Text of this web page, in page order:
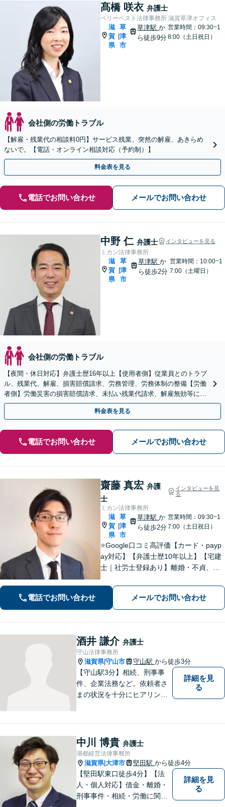
髙橋 咲衣 弁護士
ベリーベスト法律事務所 滋賀草津オフィス
滋
賀
県
|
草
津
市
草津駅か
ら徒歩9分
営業時間：09:30~1
8:00（土日祝日）
会社側の労働トラブル
【解雇・残業代の相談料0円】サービス残業、突然の解雇、あきらめ
ないで。【電話・オンライン相談対応（予約制）】
料金表を見る
電話でお問い合わせ メールでお問い合わせ
中野 仁 弁護士 インタビューを見る
ミカン法律事務所
滋
賀
県
草
津
市
草津駅 か
ら徒歩2分
営業時間：10:00~1
7:00（土曜日）
会社側の労働トラブル
【夜間・休日対応】弁護士歴16年以上【使用者側】従業員とのトラブ
ル、残業代、解雇、損害賠償請求、労務管理、労務体制の整備【労働
者側】労働災害の損害賠償請求、未払い残業代請求、解雇無効等に対
応【JR草津駅2分】
料金表を見る
電話でお問い合わせ メールでお問い合わせ
齋藤 真宏 弁護
士
インタビューを見
る
ミカン法律事務所
滋
賀
県
|
草
津
市
草津駅か
ら徒歩2分
営業時間：09:30~1
7:00（土日祝日）
⭐️Google口コミ高評価【カード・payp
ay対応】【弁護士歴10年以上】【宅建
士｜社労士登録あり】離婚・不貞、破
リラックスしてお越しください。丁寧
にお話をお聴きします【草津駅2分｜駐
車場あり】【土日祝対応】
電話でお問い合わせ メールでお問い合わせ
酒井 謙介 弁護士
守山法律事務所
滋賀県|守山市 守山駅 から徒歩3分
【守山駅3分】相続、刑事事
件、企業法務など。依頼者さ
まの状況を十分にヒアリング
ます。お気軽にご相談くださ
い【隣接駐車場あり】
詳細を見
る
中川 博貴 弁護士
湖都経営法律事務所
滋賀県|大津市 堅田駅 から徒歩4分
【堅田駅東口徒歩4分】【法
人・個人対応】借金・離婚・
刑事事件・相続・労働に関す
詳細を見
る